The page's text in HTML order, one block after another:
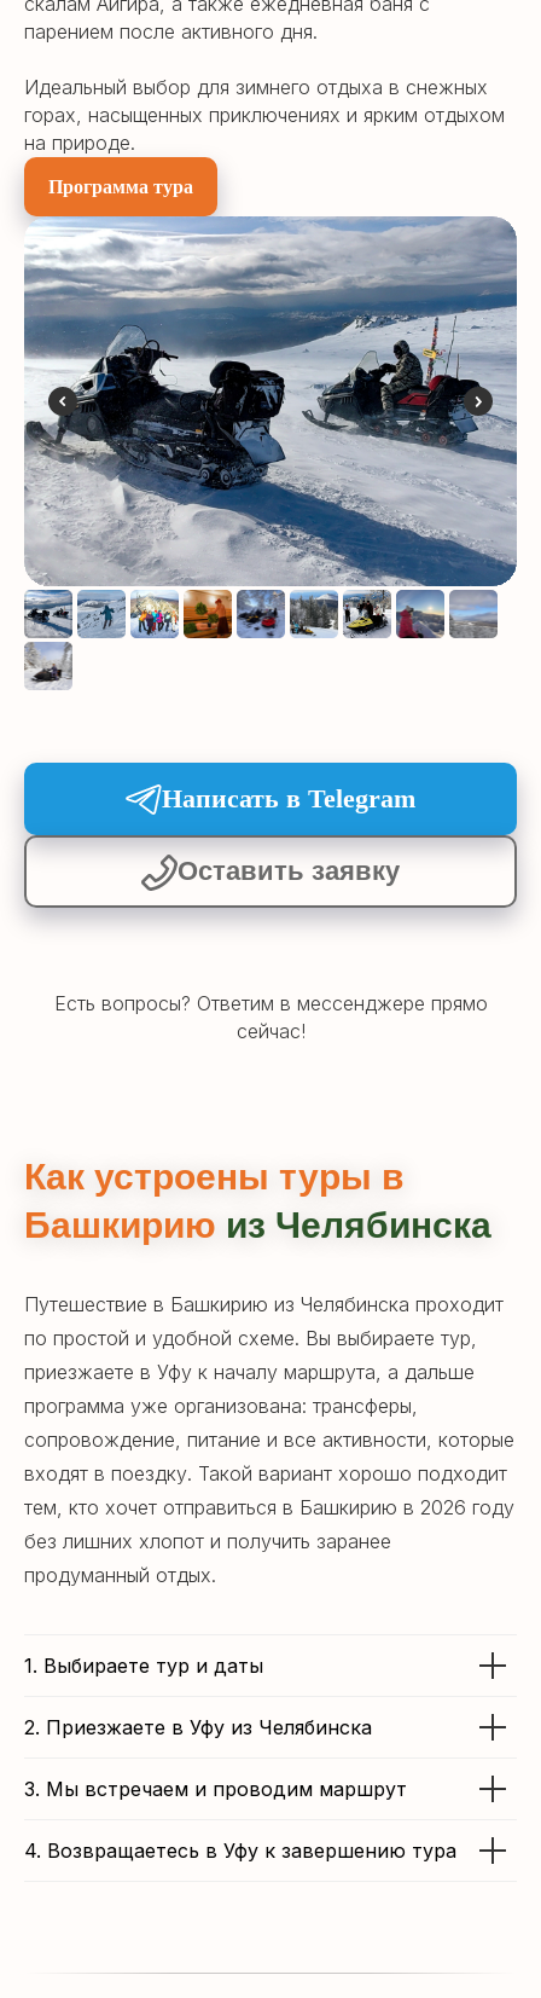
парением после активного дня.
Идеальный выбор для зимнего отдыха в снежных
горах, насыщенных приключениях и ярким отдыхом
на природе.
Программа тура
Написать в Telegram
Оставить заявку
Есть вопросы? Ответим в мессенджере прямо
сейчас!
Как устроены туры в
Башкирию из Челябинска
Путешествие в Башкирию из Челябинска проходит
по простой и удобной схеме. Вы выбираете тур,
приезжаете в Уфу к началу маршрута, а дальше
программа уже организована: трансферы,
сопровождение, питание и все активности, которые
входят в поездку. Такой вариант хорошо подходит
тем, кто хочет отправиться в Башкирию в 2026 году
без лишних хлопот и получить заранее
продуманный отдых.
1. Выбираете тур и даты
2. Приезжаете в Уфу из Челябинска
3. Мы встречаем и проводим маршрут
4. Возвращаетесь в Уфу к завершению тура
Готовы к
путешествию?
Мы в социальных сетях
телеграм-канале
Горящие туры